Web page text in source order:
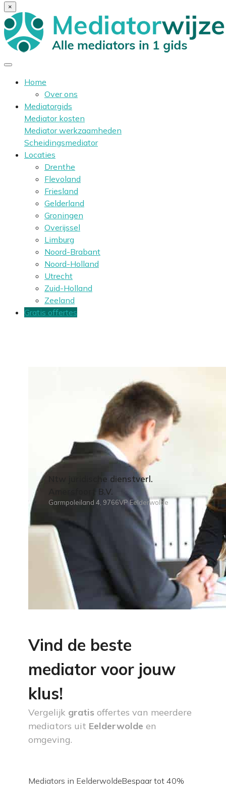
×
Home
Over ons
Mediatorgids
Mediator kosten
Mediator werkzaamheden
Scheidingsmediator
Locaties
Drenthe
Flevoland
Friesland
Gelderland
Groningen
Overijssel
Limburg
Noord-Brabant
Noord-Holland
Utrecht
Zuid-Holland
Zeeland
Gratis offertes
Ntw juridische dienstverl.
Amersfoort B.V.
Garmpoleiland 4, 9766VP Eelderwolde
Vind de beste
mediator voor jouw
klus!
Vergelijk gratis offertes van meerdere
mediators uit Eelderwolde en
omgeving.
Mediators in EelderwoldeBespaar tot 40%